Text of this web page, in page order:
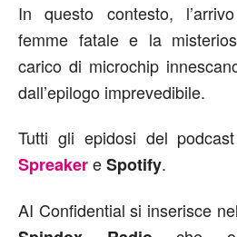
In questo contesto,
femme fatale e la
carico di microchip
dall’epilogo imprevedibile.
Tutti gli epidosi del
SpreakereSpotify.
AI Confidential si inserisce